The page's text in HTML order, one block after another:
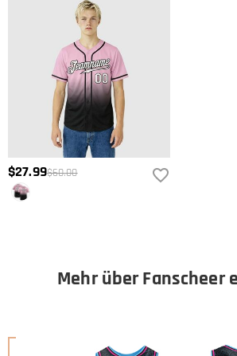
$27.99$60.00
Mehr über Fanscheer